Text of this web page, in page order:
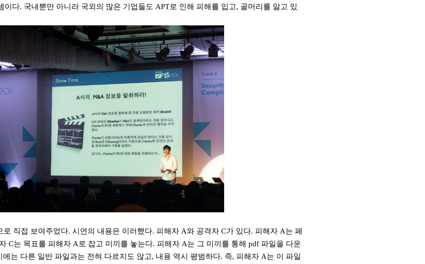
이다. 국내뿐만 아니라 국외의 많은 기업들도 APT로 인해 피해를 입고, 골머리를 앓고 있
로 직접 보여주었다. 시연의 내용은 이러했다. 피해자 A와 공격자 C가 있다. 피해자 A는 페
C는 목표를 피해자 A로 잡고 미끼를 놓는다. 피해자 A는 그 미끼를 통해 pdf 파일을 다운
에는 다른 일반 파일과는 전혀 다르지도 않고, 내용 역시 평범하다. 즉, 피해자 A는 이 파일